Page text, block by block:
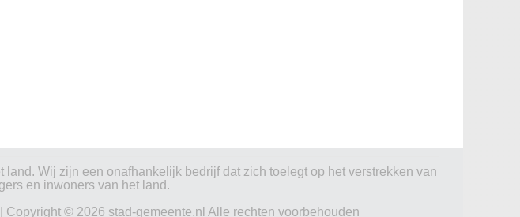
Wij zijn een onafhankelijk bedrijf dat zich toelegt op het verstrekken van
en inwoners van het land.
| Copyright © 2026 stad-gemeente.nl Alle rechten voorbehouden